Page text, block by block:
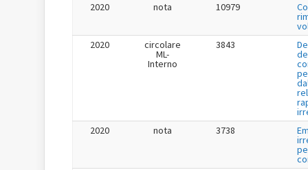
2020
nota 10979
2020
circolare
ML-
Interno
3843
2020
nota 3738